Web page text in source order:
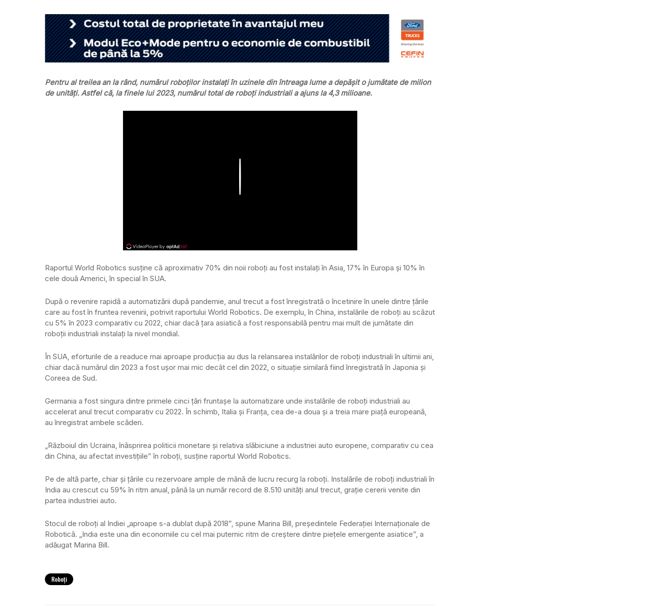
Pentru al treilea an la rând, numărul roboţilor instalaţi în uzinele din întreaga lume a depăşit o jumătate de milion
de unităţi. Astfel că, la finele lui 2023, numărul total de roboţi industriali a ajuns la 4,3 milioane.
Raportul World Robotics susţine că aproximativ 70% din noii roboţi au fost instalaţi în Asia, 17% în Europa şi 10% în
cele două Americi, în special în SUA.
După o revenire rapidă a automatizării după pandemie, anul trecut a fost înregistrată o încetinire în unele dintre ţările
care au fost în fruntea revenirii, potrivit raportului World Robotics. De exemplu, în China, instalările de roboţi au scăzut
cu 5% în 2023 comparativ cu 2022, chiar dacă ţara asiatică a fost responsabilă pentru mai mult de jumătate din
roboţii industriali instalaţi la nivel mondial.
În SUA, eforturile de a readuce mai aproape producţia au dus la relansarea instalărilor de roboţi industriali în ultimii ani,
chiar dacă numărul din 2023 a fost uşor mai mic decât cel din 2022, o situaţie similară fiind înregistrată în Japonia şi
Coreea de Sud.
Germania a fost singura dintre primele cinci ţări fruntaşe la automatizare unde instalările de roboţi industriali au
accelerat anul trecut comparativ cu 2022. În schimb, Italia şi Franţa, cea de-a doua şi a treia mare piaţă europeană,
au înregistrat ambele scăderi.
„Războiul din Ucraina, înăsprirea politicii monetare şi relativa slăbiciune a industriei auto europene, comparativ cu cea
din China, au afectat investiţiile” în roboţi, susţine raportul World Robotics.
Pe de altă parte, chiar şi ţările cu rezervoare ample de mână de lucru recurg la roboţi. Instalările de roboţi industriali în
India au crescut cu 59% în ritm anual, până la un număr record de 8.510 unităţi anul trecut, graţie cererii venite din
partea industriei auto.
Stocul de roboţi al Indiei „aproape s-a dublat după 2018”, spune Marina Bill, preşedintele Federaţiei Internaţionale de
Robotică. „India este una din economiile cu cel mai puternic ritm de creştere dintre pieţele emergente asiatice”, a
adăugat Marina Bill.
Roboți